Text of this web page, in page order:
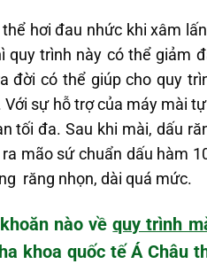
hơi đau nhức khi xâm
quy trình này có thể giảm
đời có thể giúp cho quy
sự hỗ trợ của máy mài
tối đa. Sau khi mài, dấu
mão sứ chuẩn dấu hàm
răng nhọn, dài quá mức.
nào vềquy trình
khoa quốc tế Á Châu